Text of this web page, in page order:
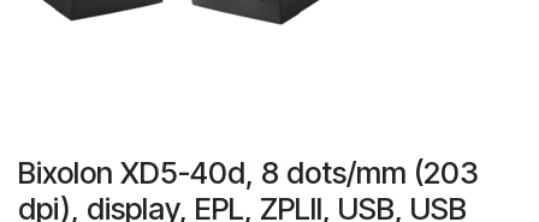
Bixolon XD5-40d, 8 dots/mm (203
dpi), display, EPL, ZPLII, USB, USB